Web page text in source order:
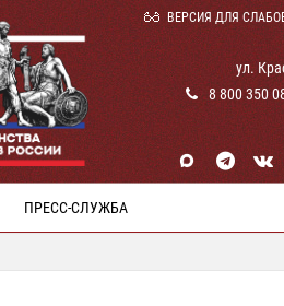
ВЕРСИЯ ДЛЯ
ул.
8 800 350
ПРЕСС-СЛУЖБА